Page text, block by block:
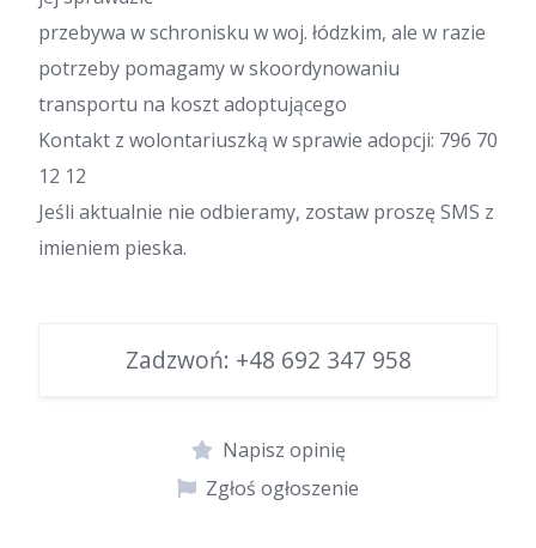
przebywa w schronisku w woj. łódzkim, ale w razie
potrzeby pomagamy w skoordynowaniu
transportu na koszt adoptującego
Kontakt z wolontariuszką w sprawie adopcji: 796 70
12 12
Jeśli aktualnie nie odbieramy, zostaw proszę SMS z
imieniem pieska.
Zadzwoń: +48 692 347 958
Napisz opinię
Zgłoś ogłoszenie